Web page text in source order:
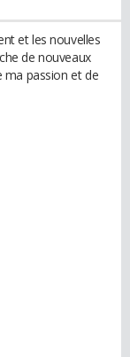
et les nouvelles
de nouveaux
passion et de